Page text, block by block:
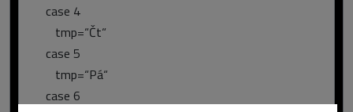
case 4
tmp=“Čt“
case 5
tmp=“Pá“
case 6